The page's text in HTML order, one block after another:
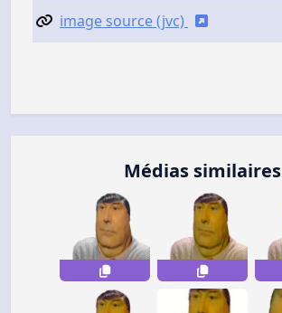
image source (jvc)
Médias similaires